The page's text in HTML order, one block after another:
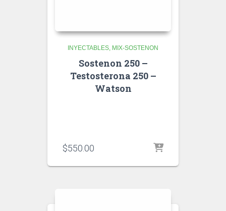
INYECTABLES MIX-SOSTENON
Sostenon 250 –
Testosterona 250 –
Watson
$550.00